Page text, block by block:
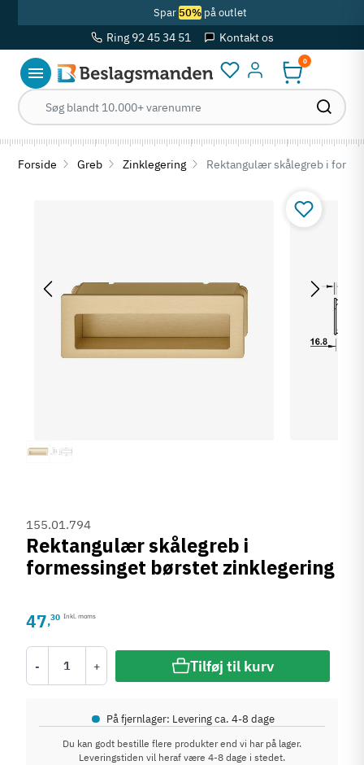
Spar 50%på outlet
Ring 92 45 34 51 Kontakt os
Log ind
0
Forside Greb Zinklegering Rektangulær skålegreb i
155.01.794
Rektangulær skålegreb i
formessinget børstet zinklegering
47,30 Inkl. moms
- + Tilføj til kurv
• På fjernlager: Levering ca. 4-8 dage
Du kan godt bestille flere produkter end vi har på lager.
Leveringstiden vil heraf være 4-8 dage i stedet.